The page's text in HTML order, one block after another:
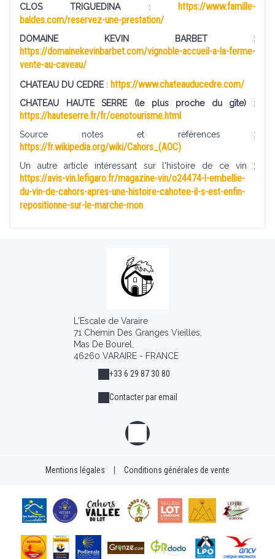
CLOS TRIGUEDINA:
https://www.famille-
baldes.com/reservez-une-prestation/
DOMAINE KEVIN BARBET :
https://domainekevinbarbet.com/vignoble-accueil-a-la-ferme-
vente-au-caveau/
CHATEAU DU CEDRE: https://www.chateauducedre.com/
CHATEAU HAUTE SERRE (le plus proche du gîte) :
https://hauteserre.fr/fr/oenotourisme.html
Source notes et références :
https://fr.wikipedia.org/wiki/Cahors_(AOC)
Un autre article intéressant sur l'histoire de ce vin :
https://avis-vin.lefigaro.fr/magazine-vin/o24474-l-embellie-
du-vin-de-cahors-apres-une-histoire-cahotee-il-s-est-enfin-
repositionne-sur-le-marche-mon
L'Escale de Varaire
71 Chemin Des Granges Vieilles,
Mas De Bourel,
46260 VARAIRE - FRANCE
+33 6 29 87 30 80
Contacter par email
Mentions légales Conditions générales de vente